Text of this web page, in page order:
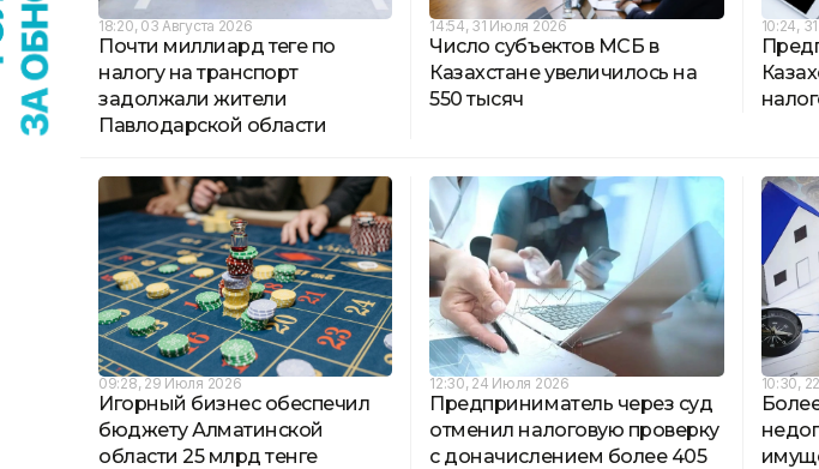
18:20, 03 Августа 2026
Почти миллиард теңге по
налогу на транспорт
задолжали жители
Павлодарской области
14:54, 31 Июля 2026
Число субъектов МСБ в
Казахстане увеличилось на
550 тысяч
10:24,
09:28, 29 Июля 2026
Игорный бизнес обеспечил
бюджету Алматинской
области 25 млрд тенге
12:30, 24 Июля 2026
Предприниматель через суд
отменил налоговую проверку
с доначислением более 405
10:30,